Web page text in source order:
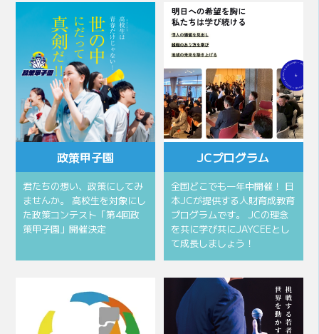
政策甲子園
君たちの想い、政策にしてみ
ませんか。 高校生を対象にし
た政策コンテスト「第4回政
策甲子園」開催決定
JCプログラム
全国どこでも一年中開催！ 日
本JCが提供する人財育成教育
プログラムです。 JCの理念
を共に学び共にJAYCEEとし
て成長しましょう！